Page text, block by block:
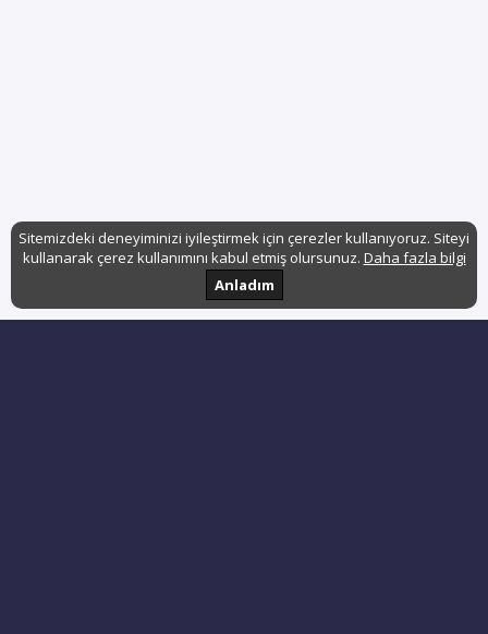
Sitemizdeki deneyiminizi iyileştirmek için çerezler kullanıyoruz. Siteyi
kullanarak çerez kullanımını kabul etmiş olursunuz. Daha fazla bilgi
Anladım